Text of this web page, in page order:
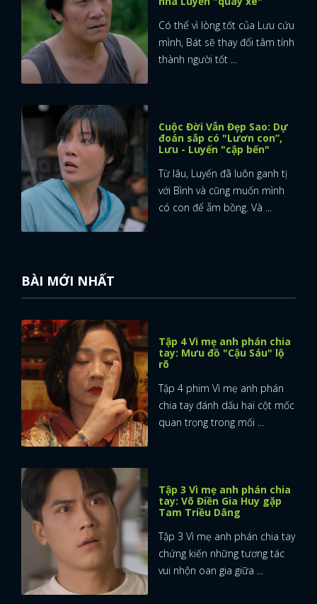
FACEBOOK GOOGLE
Có thể vì lòng tốt của Lưu cứu
mình, Bát sẽ thay đổi tâm tính
thành người tốt ...
Cuộc Đời Vẫn Đẹp Sao: Dự
đoán sắp có "Lươn con”,
Lưu - Luyến "cập bến"
Từ lâu, Luyến đã luôn ganh tị
với Bình và cũng muốn mình
có con để ẵm bồng. Và ...
BÀI MỚI NHẤT
Tập 4 Vì mẹ anh phán chia
tay: Mưu đồ "Cậu Sáu" lộ
rõ
Tập 4 phim Vì mẹ anh phán
chia tay đánh dấu hai cột mốc
quan trọng trong mối ...
Tập 3 Vì mẹ anh phán chia
tay: Võ Điền Gia Huy gặp
Tam Triều Dâng
Tập 3 Vì mẹ anh phán chia tay
chứng kiến những tương tác
vui nhộn oan gia giữa ...